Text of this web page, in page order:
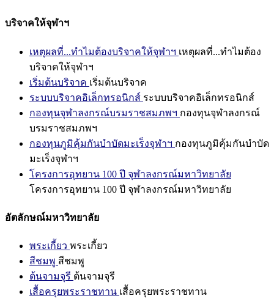
บริจาคให้จุฬาฯ
เหตุผลที่...ทำไมต้องบริจาคให้จุฬาฯ เหตุผลที่...ทำไมต้อง
บริจาคให้จุฬาฯ
เริ่มต้นบริจาค เริ่มต้นบริจาค
ระบบบริจาคอิเล็กทรอนิกส์ ระบบบริจาคอิเล็กทรอนิกส์
กองทุนจุฬาลงกรณ์บรมราชสมภพฯ กองทุนจุฬาลงกรณ์
บรมราชสมภพฯ
กองทุนภูมิคุ้มกันบำบัดมะเร็งจุฬาฯ กองทุนภูมิคุ้มกันบำบัด
มะเร็งจุฬาฯ
โครงการอุทยาน 100 ปี จุฬาลงกรณ์มหาวิทยาลัย
โครงการอุทยาน 100 ปี จุฬาลงกรณ์มหาวิทยาลัย
อัตลักษณ์มหาวิทยาลัย
พระเกี้ยว พระเกี้ยว
สีชมพู สีชมพู
ต้นจามจุรี ต้นจามจุรี
เสื้อครุยพระราชทาน เสื้อครุยพระราชทาน